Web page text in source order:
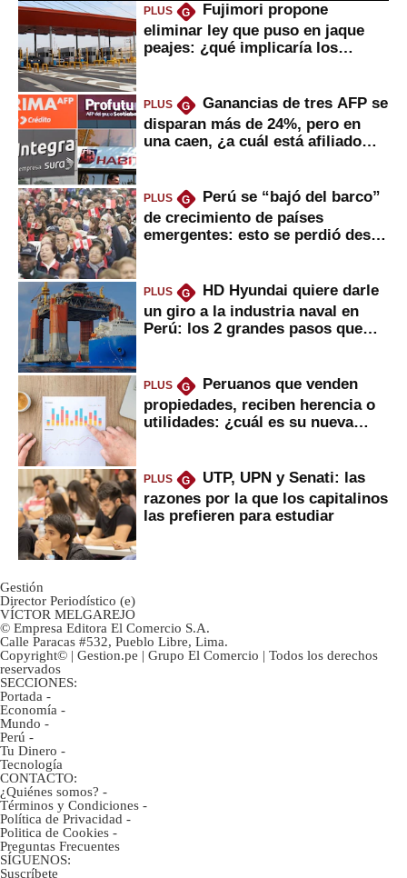
PLUS G
Fujimori propone
eliminar ley que puso en jaque
peajes: ¿qué implicaría los
PLUS G
Ganancias de tres AFP se
disparan más de 24%, pero en
una caen, ¿a cuál está afiliado
PLUS G
Perú se “bajó del barco”
de crecimiento de países
emergentes: esto se perdió desde
PLUS G
HD Hyundai quiere darle
un giro a la industria naval en
Perú: los 2 grandes pasos que
PLUS G
Peruanos que venden
propiedades, reciben herencia o
utilidades: ¿cuál es su nueva
PLUS G
UTP, UPN y Senati: las
razones por la que los capitalinos
las prefieren para estudiar
Gestión
Director Periodístico (e)
VÍCTOR MELGAREJO
© Empresa Editora El Comercio S.A.
Calle Paracas #532, Pueblo Libre, Lima.
Copyright© | Gestion.pe | Grupo El Comercio | Todos los derechos
reservados
SECCIONES:
Portada -
Economía -
Mundo -
Perú -
Tu Dinero -
Tecnología
CONTACTO:
¿Quiénes somos? -
Términos y Condiciones -
Política de Privacidad -
Politica de Cookies -
Preguntas Frecuentes
SÍGUENOS:
Suscríbete